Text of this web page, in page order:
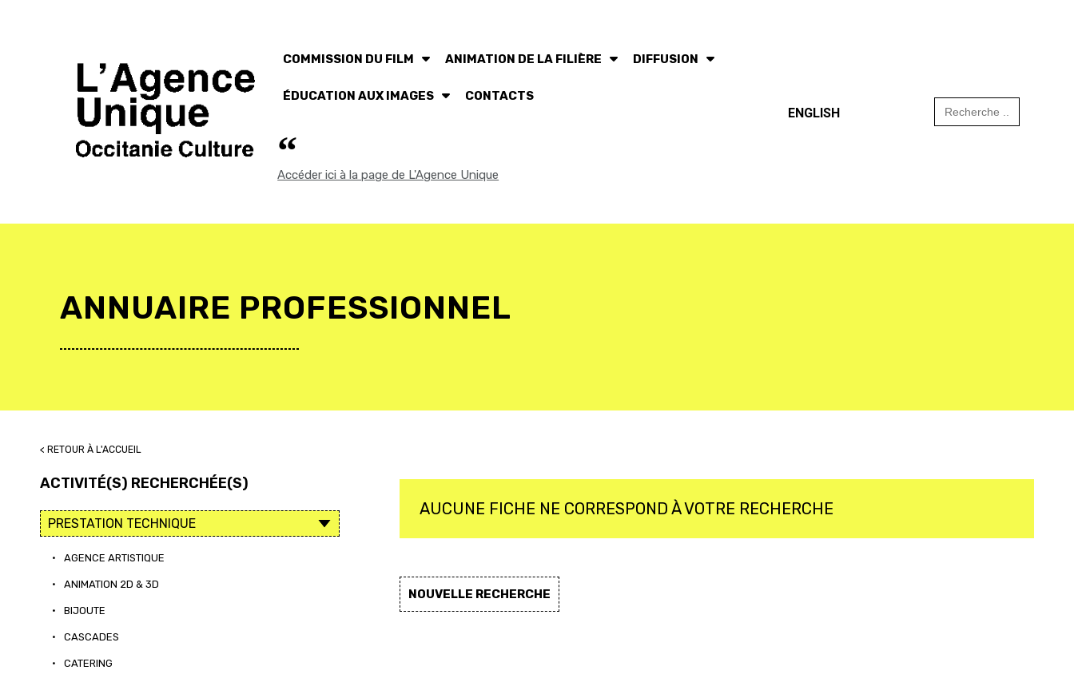
COMMISSION DU FILM ANIMATION DE LA FILIÈRE DIFFUSION
ÉDUCATION AUX IMAGES CONTACTS
Accéder ici à la page de L'Agence Unique
ENGLISH
Search
for:
ANNUAIRE PROFESSIONNEL
< RETOUR À L'ACCUEIL
ACTIVITÉ(S) RECHERCHÉE(S)
• AGENCE ARTISTIQUE
• ANIMATION 2D & 3D
• BIJOUTE
• CASCADES
• CATERING
AUCUNE FICHE NE CORRESPOND À VOTRE RECHERCHE
NOUVELLE RECHERCHE